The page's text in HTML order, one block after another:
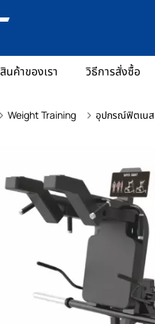
สินค้าของเรา วิธีการสั่งซื้อ
Weight Training อุปกรณ์ฟิตเนส